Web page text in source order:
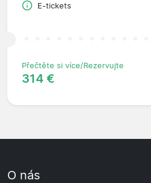
E-tickets
Přečtěte si více/Rezervujte
314 €
O nás